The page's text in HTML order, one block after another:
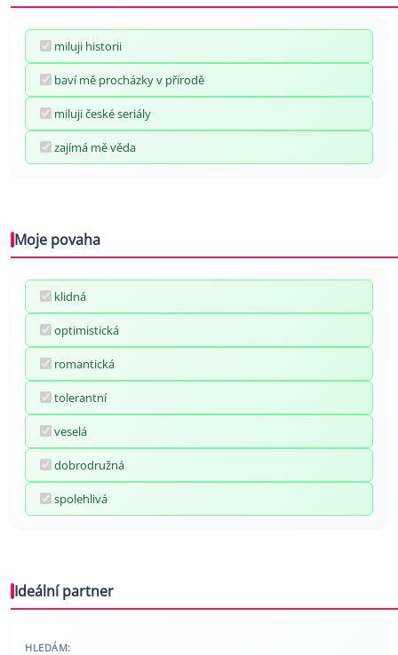
miluji historii
baví mě procházky v přírodě
miluji české seriály
zajímá mě věda
Moje povaha
klidná
optimistická
romantická
tolerantní
veselá
dobrodružná
spolehlivá
Ideální partner
HLEDÁM: